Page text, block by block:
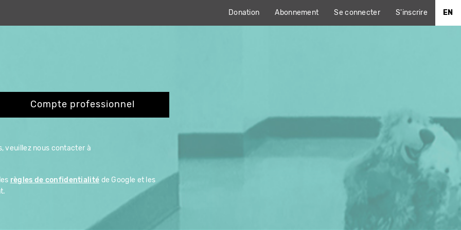
Donation Abonnement Se connecter S'inscrire EN
Compte professionnel
veuillez nous contacter à
règles de confidentialité de Google et les